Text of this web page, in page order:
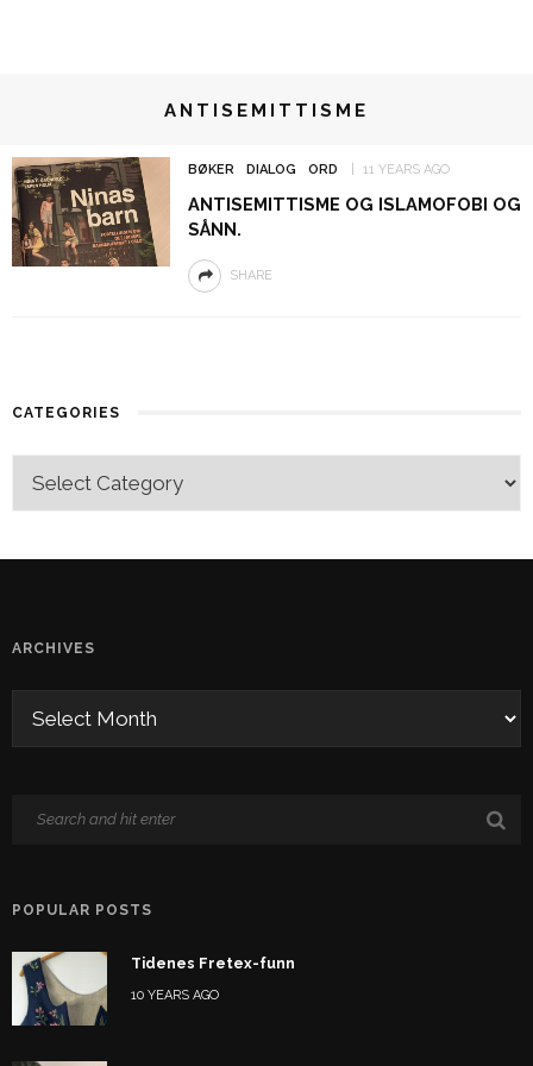
ANTISEMITTISME
BØKER DIALOG ORD 11 YEARS AGO
ANTISEMITTISME OG ISLAMOFOBI OG
SÅNN.
SHARE
CATEGORIES
ARCHIVES
POPULAR POSTS
Tidenes Fretex-funn
10 YEARS AGO